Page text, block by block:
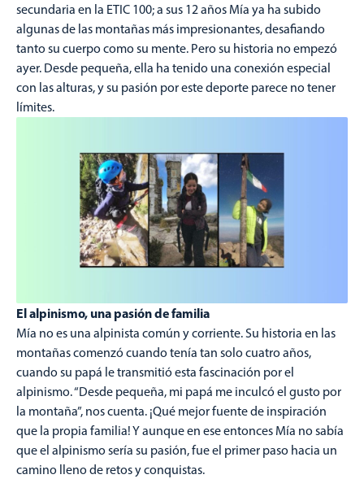
secundaria en la ETIC 100; a sus 12 años Mía ya ha subido
algunas de las montañas más impresionantes, desafiando
tanto su cuerpo como su mente. Pero su historia no empezó
ayer. Desde pequeña, ella ha tenido una conexión especial
con las alturas, y su pasión por este deporte parece no tener
límites.
El alpinismo, una pasión de familia
Mía no es una alpinista común y corriente. Su historia en las
montañas comenzó cuando tenía tan solo cuatro años,
cuando su papá le transmitió esta fascinación por el
alpinismo. “Desde pequeña, mi papá me inculcó el gusto por
la montaña”, nos cuenta. ¡Qué mejor fuente de inspiración
que la propia familia! Y aunque en ese entonces Mía no sabía
que el alpinismo sería su pasión, fue el primer paso hacia un
camino lleno de retos y conquistas.